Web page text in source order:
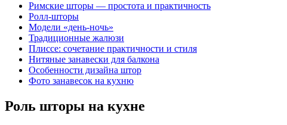
Римские шторы — простота и практичность
Ролл-шторы
Модели «день-ночь»
Традиционные жалюзи
Плиссе: сочетание практичности и стиля
Нитяные занавески для балкона
Особенности дизайна штор
Фото занавесок на кухню
Роль шторы на кухне